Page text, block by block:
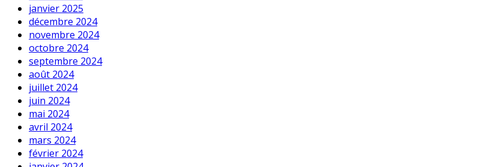
janvier 2025
décembre 2024
novembre 2024
octobre 2024
septembre 2024
août 2024
juillet 2024
juin 2024
mai 2024
avril 2024
mars 2024
février 2024